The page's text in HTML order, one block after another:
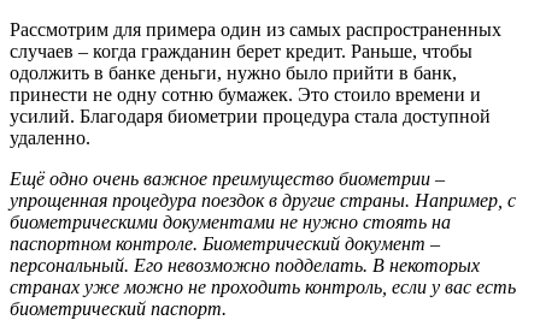
Рассмотрим для примера один из самых распространенных
случаев – когда гражданин берет кредит. Раньше, чтобы
одолжить в банке деньги, нужно было прийти в банк,
принести не одну сотню бумажек. Это стоило времени и
усилий. Благодаря биометрии процедура стала доступной
удаленно.
Ещё одно очень важное преимущество биометрии –
упрощенная процедура поездок в другие страны. Например, с
биометрическими документами не нужно стоять на
паспортном контроле. Биометрический документ –
персональный. Его невозможно подделать. В некоторых
странах уже можно не проходить контроль, если у вас есть
биометрический паспорт.